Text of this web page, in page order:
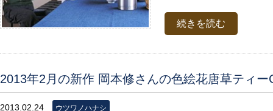
続きを読む
2013年2月の新作 岡本修さんの色絵花唐草ティー
2013.02.24 ウツワノハナシ